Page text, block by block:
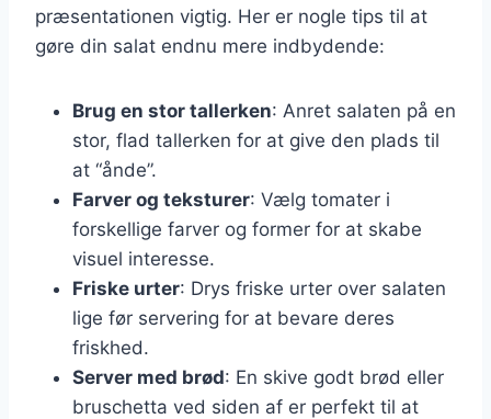
præsentationen vigtig. Her er nogle tips til at
gøre din salat endnu mere indbydende:
Brug en stor tallerken: Anret salaten på en
stor, flad tallerken for at give den plads til
at “ånde”.
Farver og teksturer: Vælg tomater i
forskellige farver og former for at skabe
visuel interesse.
Friske urter: Drys friske urter over salaten
lige før servering for at bevare deres
friskhed.
Server med brød: En skive godt brød eller
bruschetta ved siden af er perfekt til at